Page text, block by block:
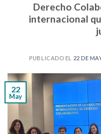
Derecho
internacional
PUBLICADO EL 22 DE
22
May